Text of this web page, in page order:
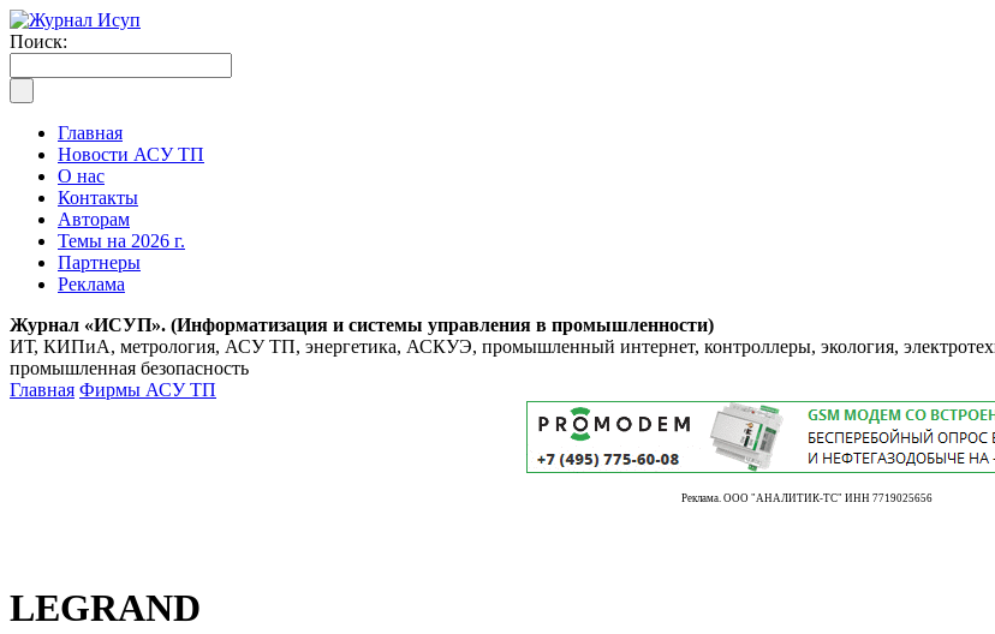
Поиск:
Главная
Новости АСУ ТП
О нас
Контакты
Авторам
Темы на 2026 г.
Партнеры
Реклама
Журнал «ИСУП». (Информатизация и системы управления в промышленности)
ИТ, КИПиА, метрология, АСУ ТП, энергетика, АСКУЭ, промышленный интернет, контроллеры, экология,
промышленная безопасность
Главная Фирмы АСУ ТП
Реклама. ООО "АНАЛИТИК-ТС" ИНН 7719025656
LEGRAND